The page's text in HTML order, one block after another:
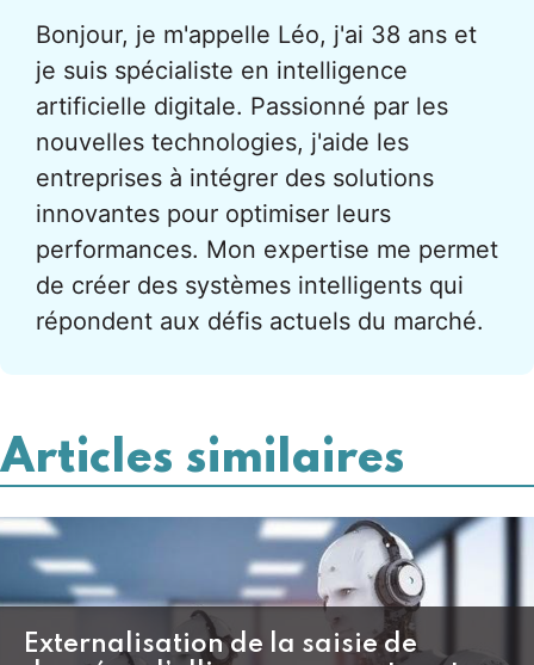
Bonjour, je m'appelle Léo, j'ai 38 ans et
je suis spécialiste en intelligence
artificielle digitale. Passionné par les
nouvelles technologies, j'aide les
entreprises à intégrer des solutions
innovantes pour optimiser leurs
performances. Mon expertise me permet
de créer des systèmes intelligents qui
répondent aux défis actuels du marché.
Articles similaires
Externalisation de la saisie de